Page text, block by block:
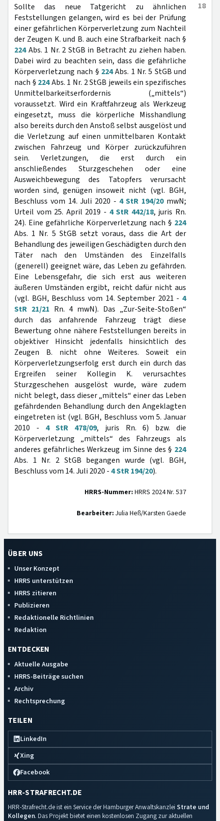
18
Sollte das neue Tatgericht zu ähnlichen
Feststellungen gelangen, wird es bei der Prüfung
einer gefährlichen Körperverletzung zum Nachteil
der Zeugen K. und B. auch eine Strafbarkeit nach §
224Abs. 1 Nr. 2 StGB in Betracht zu ziehen haben.
Dabei wird zu beachten sein, dass die gefährliche
Körperverletzung nach § 224Abs. 1 Nr. 5 StGB und
nach § 224Abs. 1 Nr. 2 StGB jeweils ein spezifisches
Unmittelbarkeitserfordernis („mittels“)
voraussetzt. Wird ein Kraftfahrzeug als Werkzeug
eingesetzt, muss die körperliche Misshandlung
also bereits durch den Anstoß selbst ausgelöst und
die Verletzung auf einen unmittelbaren Kontakt
zwischen Fahrzeug und Körper zurückzuführen
sein. Verletzungen, die erst durch ein
anschließendes Sturzgeschehen oder eine
Ausweichbewegung des Tatopfers verursacht
worden sind, genügen insoweit nicht (vgl. BGH,
Beschluss vom 14. Juli 2020 - 4 StR 194/20mwN;
Urteil vom 25. April 2019 - 4 StR 442/18, juris Rn.
24). Eine gefährliche Körperverletzung nach § 224
Abs. 1 Nr. 5 StGB setzt voraus, dass die Art der
Behandlung des jeweiligen Geschädigten durch den
Täter nach den Umständen des Einzelfalls
(generell) geeignet wäre, das Leben zu gefährden.
Eine Lebensgefahr, die sich erst aus weiteren
äußeren Umständen ergibt, reicht dafür nicht aus
(vgl. BGH, Beschluss vom 14. September 2021 - 4
StR 21/21 Rn. 4 mwN). Das „Zur-Seite-Stoßen“
durch das anfahrende Fahrzeug trägt diese
Bewertung ohne nähere Feststellungen bereits in
objektiver Hinsicht jedenfalls hinsichtlich des
Zeugen B. nicht ohne Weiteres. Soweit ein
Körperverletzungserfolg erst durch ein durch das
Ergreifen seiner Kollegin K. verursachtes
Sturzgeschehen ausgelöst wurde, wäre zudem
nicht belegt, dass dieser „mittels“ einer das Leben
gefährdenden Behandlung durch den Angeklagten
eingetreten ist (vgl. BGH, Beschluss vom 5. Januar
2010 - 4 StR 478/09, juris Rn. 6) bzw. die
Körperverletzung „mittels“ des Fahrzeugs als
anderes gefährliches Werkzeug im Sinne des § 224
Abs. 1 Nr. 2 StGB begangen wurde (vgl. BGH,
Beschluss vom 14. Juli 2020 -4 StR 194/20).
HRRS-Nummer: HRRS 2024 Nr. 537
Bearbeiter: Julia Heß/Karsten Gaede
ÜBER UNS
Unser Konzept
HRRS unterstützen
HRRS zitieren
Publizieren
Redaktionelle Richtlinien
Redaktion
ENTDECKEN
Aktuelle Ausgabe
HRRS-Beiträge suchen
Archiv
Rechtsprechung
TEILEN
LinkedIn
Xing
Facebook
HRR-STRAFRECHT.DE
HRR-Strafrecht.de ist ein Service der Hamburger Anwaltskanzlei Strate und
Kollegen. Das Projekt bietet einen kostenlosen Zugang zur aktuellen